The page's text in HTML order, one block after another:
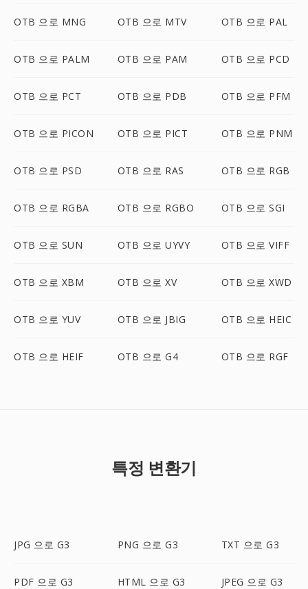
OTB 으로 MNG OTB 으로 MTV OTB 으로 PAL
OTB 으로 PALM OTB 으로 PAM OTB 으로 PCD
OTB 으로 PCT OTB 으로 PDB OTB 으로 PFM
OTB 으로 PICON OTB 으로 PICT OTB 으로 PNM
OTB 으로 PSD OTB 으로 RAS OTB 으로 RGB
OTB 으로 RGBA OTB 으로 RGBO OTB 으로 SGI
OTB 으로 SUN OTB 으로 UYVY OTB 으로 VIFF
OTB 으로 XBM OTB 으로 XV OTB 으로 XWD
OTB 으로 YUV OTB 으로 JBIG OTB 으로 HEIC
OTB 으로 HEIF OTB 으로 G4 OTB 으로 RGF
특정 변환기
JPG 으로 G3 PNG 으로 G3 TXT 으로 G3
PDF 으로 G3 HTML 으로 G3 JPEG 으로 G3